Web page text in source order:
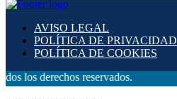
AVISO LEGAL
POLÍTICA DE PRIVACIDAD
POLÍTICA DE COOKIES
reservados.